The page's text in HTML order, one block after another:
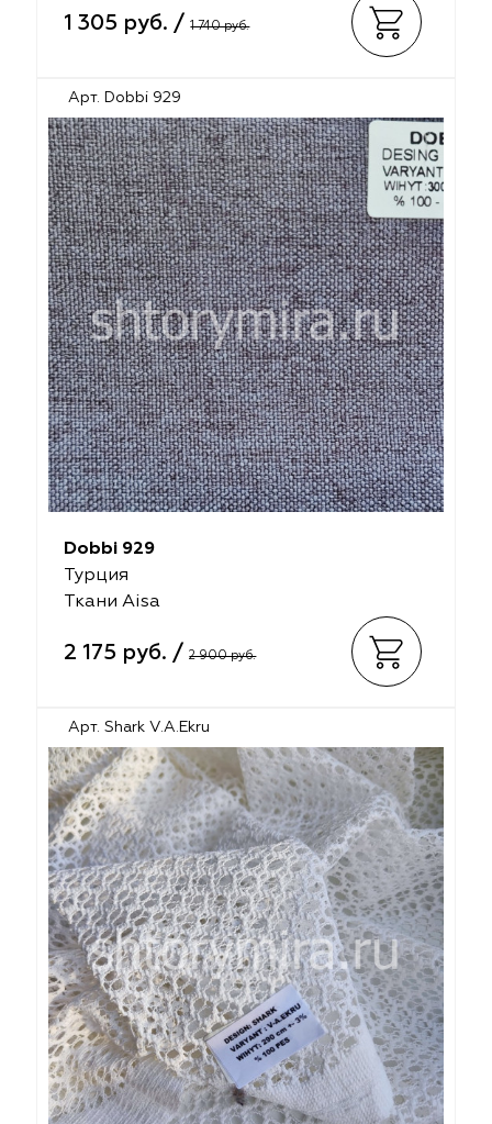
1 305 руб. /1 740 руб.
Арт. Dobbi 929
Dobbi 929
Турция
Ткани Aisa
2 175 руб. /2 900 руб.
Арт. Shark V.A.Ekru